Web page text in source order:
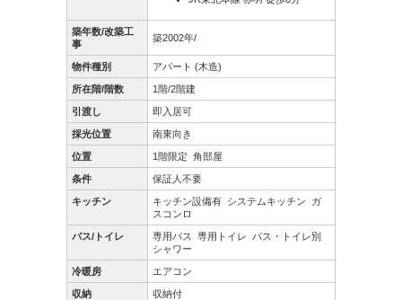
築年数/改築工
事
築2002年/
物件種別 アパート (木造)
所在階/階数 1階/2階建
引渡し 即入居可
採光位置 南東向き
位置 1階限定 角部屋
条件 保証人不要
キッチン キッチン設備有 システムキッチン
ガ
スコンロ
バス/トイレ 専用バス 専用トイレ
バス・トイレ別
シャワー
冷暖房 エアコン
収納 収納付